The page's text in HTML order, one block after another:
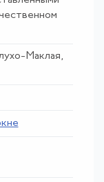
Маклая,